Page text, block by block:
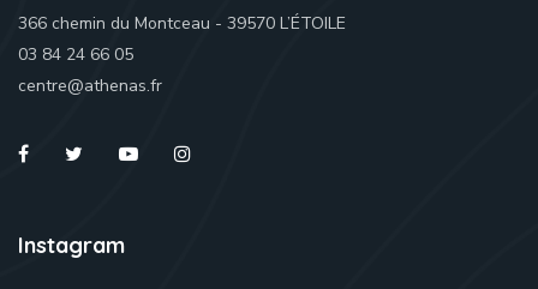
366 chemin du Montceau - 39570 L’ÉTOILE
03 84 24 66 05
centre@athenas.fr
Instagram